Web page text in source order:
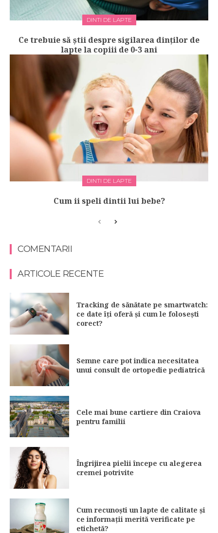
DINTI DE LAPTE
Ce trebuie să știi despre sigilarea dinților de
lapte la copiii de 0-3 ani
DINTI DE LAPTE
Cum ii speli dintii lui bebe?
COMENTARII
ARTICOLE RECENTE
Tracking de sănătate pe smartwatch:
ce date îți oferă și cum le folosești
corect?
Semne care pot indica necesitatea
unui consult de ortopedie pediatrică
Cele mai bune cartiere din Craiova
pentru familii
Îngrijirea pielii începe cu alegerea
cremei potrivite
Cum recunoști un lapte de calitate și
ce informații merită verificate pe
etichetă?